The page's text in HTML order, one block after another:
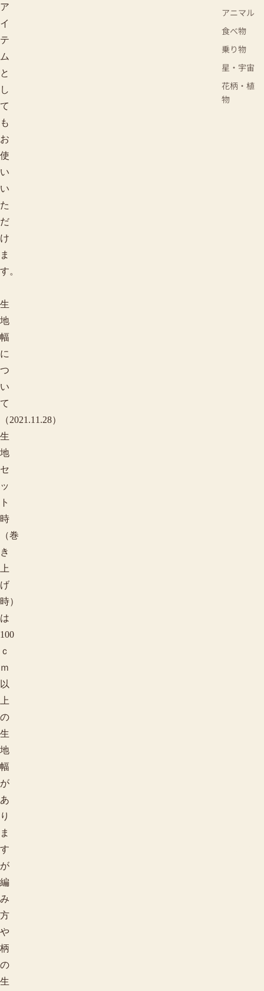
アニマル
食べ物
乗り物
星・宇宙
花柄・植
物
ア
イ
テ
ム
と
し
て
も
お
使
い
い
た
だ
け
ま
す。
生
地
幅
に
つ
い
て
（2021.11.28）
生
地
セ
ッ
ト
時
（巻
き
上
げ
時）
は
100
ｃ
ｍ
以
上
の
生
地
幅
が
あ
り
ま
す
が
編
み
方
や
柄
の
生